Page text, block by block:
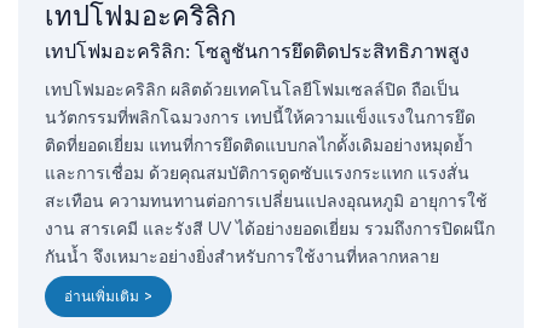
เทปโฟมอะคริลิก
เทปโฟมอะคริลิก: โซลูชันการยึดติดประสิทธิภาพสูง
เทปโฟมอะคริลิก ผลิตด้วยเทคโนโลยีโฟมเซลล์ปิด ถือเป็น
นวัตกรรมที่พลิกโฉมวงการ เทปนี้ให้ความแข็งแรงในการยึด
ติดที่ยอดเยี่ยม แทนที่การยึดติดแบบกลไกดั้งเดิมอย่างหมุดย้ำ
และการเชื่อม ด้วยคุณสมบัติการดูดซับแรงกระแทก แรงสั่น
สะเทือน ความทนทานต่อการเปลี่ยนแปลงอุณหภูมิ อายุการใช้
งาน สารเคมี และรังสี UV ได้อย่างยอดเยี่ยม รวมถึงการปิดผนึก
กันน้ำ จึงเหมาะอย่างยิ่งสำหรับการใช้งานที่หลากหลาย
อ่านเพิ่มเติม >